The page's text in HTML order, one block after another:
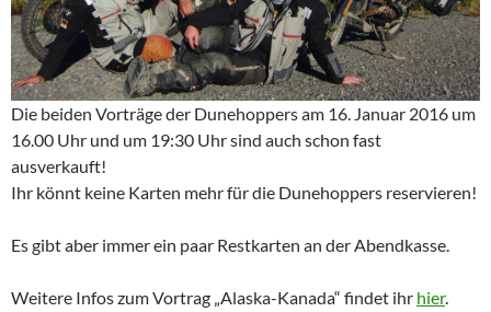
Die beiden Vorträge der Dunehoppers am 16. Januar 2016 um
16.00 Uhr und um 19:30 Uhr sind auch schon fast
ausverkauft!
Ihr könnt keine Karten mehr für die Dunehoppers reservieren!
Es gibt aber immer ein paar Restkarten an der Abendkasse.
Weitere Infos zum Vortrag „Alaska-Kanada“ findet ihr hier.